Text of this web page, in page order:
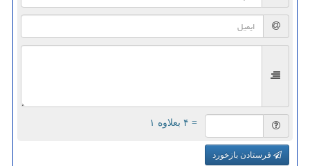
= ۴ بعلاوه ۱
فرستادن بازخورد